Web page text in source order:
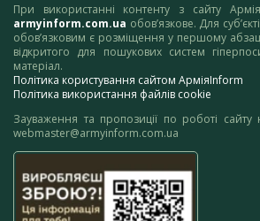
При використанні контенту з сайту
armyinform.com.ua обов’язкове. Для
обов’язковим є розміщення у першому
відкритого для пошукових систем
матеріал.
Політика користування сайтом АрміяInform
Політика використання файлів cookie
Зауваження та пропозиції по роботі сайту
webmaster@armyinform.com.ua